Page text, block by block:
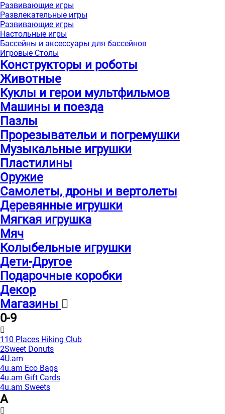
Развивающие игры
Развлекательные игры
Развивающие игры
Настольные игры
Бассейны и аксессуары для бассейнов
Игровые Столы
Конструкторы и роботы
Животные
Куклы и герои мультфильмов
Машины и поезда
Пазлы
Прорезывательи и погремушки
Музыкальные игрушки
Пластилины
Оружие
Самолеты, дроны и вертолеты
Деревянные игрушки
Мягкая игрушка
Мяч
Колыбельные игрушки
Дети-Другое
Подарочные коробки
Декор
Магазины
0-9
110 Places Hiking Club
2Sweet Donuts
4U.am
4u.am Eco Bags
4u.am Gift Cards
4u.am Sweets
A